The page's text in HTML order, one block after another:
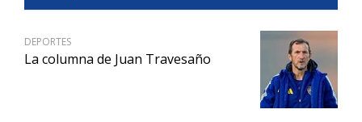
DEPORTES
La columna de Juan Travesaño